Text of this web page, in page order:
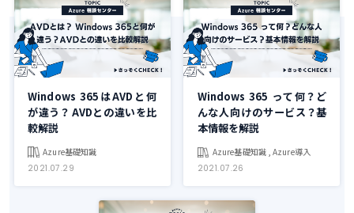
Windows 365はAVDと何
が違う？ AVDとの違いを比
較解説
Azure基礎知識
2021.07.29
Windows 365 って何？ど
んな人向けのサービス？基
本情報を解説
Azure基礎知識 , Azure導入
2021.07.26